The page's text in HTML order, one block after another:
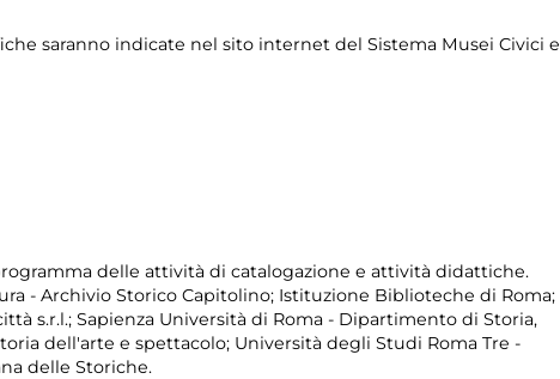
saranno indicate nel sito internet del Sistema Musei Civici e
delle attività di catalogazione e attività didattiche.
- Archivio Storico Capitolino; Istituzione Biblioteche di Roma;
s.r.l.; Sapienza Università di Roma - Dipartimento di Storia,
dell'arte e spettacolo; Università degli Studi Roma Tre -
delle Storiche.